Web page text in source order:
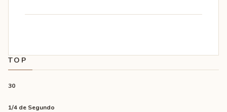
TOP
30
1/4 de Segundo